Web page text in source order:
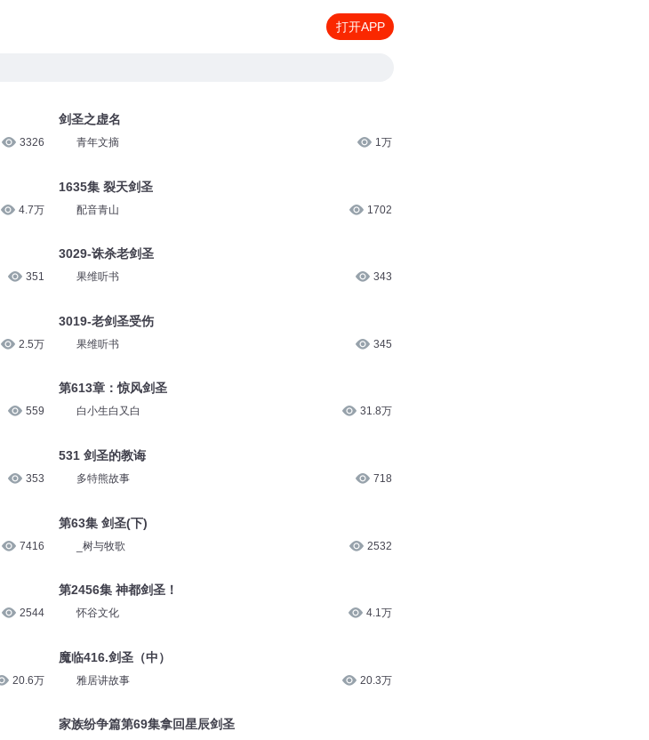
打开APP
3326
4.7万
351
2.5万
559
353
7416
2544
20.6万
剑圣之虚名
青年文摘 1万
1635集 裂天剑圣
配音青山 1702
3029-诛杀老剑圣
果维听书 343
3019-老剑圣受伤
果维听书 345
第613章：惊风剑圣
白小生白又白 31.8万
531 剑圣的教诲
多特熊故事 718
第63集 剑圣(下)
_树与牧歌 2532
第2456集 神都剑圣！
怀谷文化 4.1万
魔临416.剑圣（中）
雅居讲故事 20.3万
家族纷争篇第69集拿回星辰剑圣